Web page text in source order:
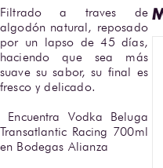
Filtrado a traves de
algodón natural, reposado
por un lapso de 45 días,
haciendo que sea más
suave su sabor, su final es
fresco y delicado.
Transatlantic Racing 700ml
en Bodegas Alianza